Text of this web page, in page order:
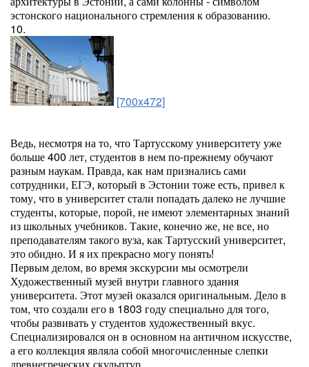
эстонского национального стремления к образованию.
10.
[700x472]
Ведь, несмотря на то, что Тартусскому университету уже
больше 400 лет, студентов в нем по-прежнему обучают
разным наукам. Правда, как нам признались сами
сотрудники, ЕГЭ, который в Эстонии тоже есть, привел к
тому, что в университет стали попадать далеко не лучшие
студенты, которые, порой, не имеют элементарных знаний
из школьных учебников. Такие, конечно же, не все, но
преподавателям такого вуза, как Тартусский университет,
это обидно. И я их прекрасно могу понять!
Первым делом, во время экскурсии мы осмотрели
Художественный музей внутри главного здания
университета. Этот музей оказался оригинальным. Дело в
том, что создали его в 1803 году специально для того,
чтобы развивать у студентов художественный вкус.
Специализировался он в основном на античном искусстве,
а его коллекция являла собой многочисленные слепки